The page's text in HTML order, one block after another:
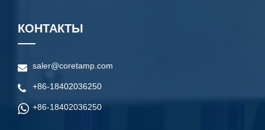
КОНТАКТЫ
saler@coretamp.com
+86-18402036250
+86-18402036250